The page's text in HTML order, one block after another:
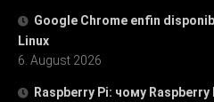
Google Chrome enfin
Linux
6. August 2026
Raspberry Pi: чому